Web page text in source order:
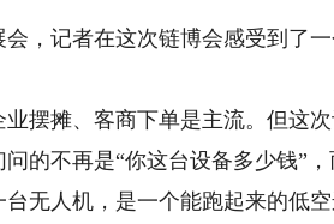
记者在这次链博会感受到了一
摊、客商下单是主流。但这次
的不再是“你这台设备多少钱”
人机，是一个能跑起来的低空